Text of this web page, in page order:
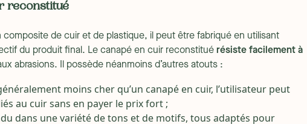
reconstitué
de cuir et de plastique, il peut être fabriqué en utilisant
du produit final. Le canapé en cuir reconstitué résiste facilement à
abrasions. Il possède néanmoins d’autres atouts :
moins cher qu’un canapé en cuir, l’utilisateur peut
au cuir sans en payer le prix fort ;
dans une variété de tons et de motifs, tous adaptés pour